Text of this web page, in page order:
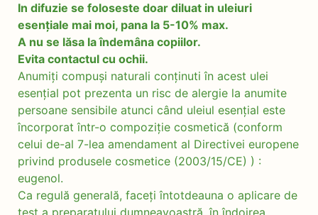
In difuzie se foloseste doar diluat in uleiuri
esențiale mai moi, pana la 5-10% max.
A nu se lăsa la îndemâna copiilor.
Evita contactul cu ochii.
Anumiți compuși naturali conținuti în acest ulei
esențial pot prezenta un risc de alergie la anumite
persoane sensibile atunci când uleiul esențial este
încorporat într-o compoziție cosmetică (conform
celui de-al 7-lea amendament al Directivei europene
privind produsele cosmetice (2003/15/CE) ) :
eugenol.
Ca regulă generală, faceți întotdeauna o aplicare de